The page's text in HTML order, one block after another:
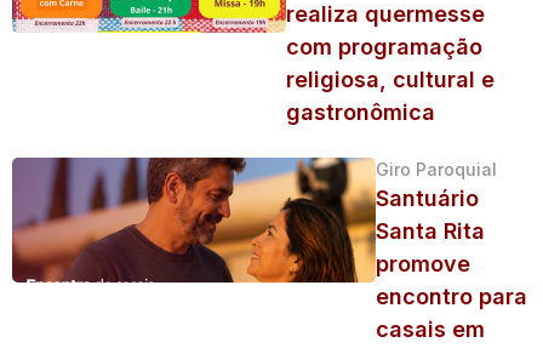
realiza quermesse
com programação
religiosa, cultural e
gastronômica
Giro Paroquial
Santuário
Santa Rita
promove
encontro para
casais em